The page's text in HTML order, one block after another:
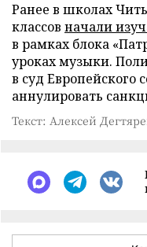
Ранее в школах
классов начали
в рамках блока
уроках музыки.
в суд Европейского
аннулировать
Текст: Алексей